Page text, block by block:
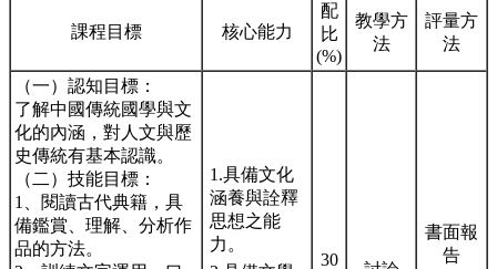
課程目標 核心能力
配
比
(%)
教學方
法
評量方
法
（一）認知目標：
了解中國傳統國學與文
化的內涵，對人文與歷
史傳統有基本認識。
（二）技能目標：
1、閱讀古代典籍，具
備鑑賞、理解、分析作
品的方法。
1.具備文化
涵養與詮釋
思想之能
力。
30
書面報
告